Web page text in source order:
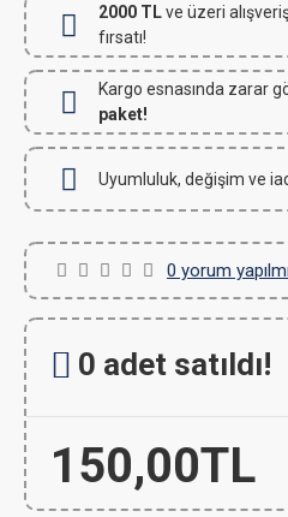
2000 TLve üzeri
fırsatı!
Kargo esnasında zarar
paket!
Uyumluluk, değişim ve
0 yorum
150,00TL
0 adet satıldı!